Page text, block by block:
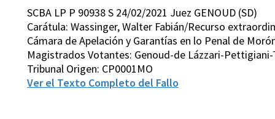
SCBA LP P 90938 S 24/02/2021 Juez GENOUD (SD)
Carátula: Wassinger, Walter Fabián/Recurso
Cámara de Apelación y Garantías en lo Penal de
Magistrados Votantes: Genoud-de Lázzari-
Tribunal Origen: CP0001MO
Ver el Texto Completo del Fallo